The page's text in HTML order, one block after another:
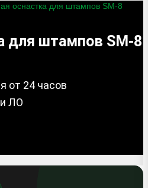
оснастка для штампов SM-8
для штампов SM-8
от 24 часов
ЛО